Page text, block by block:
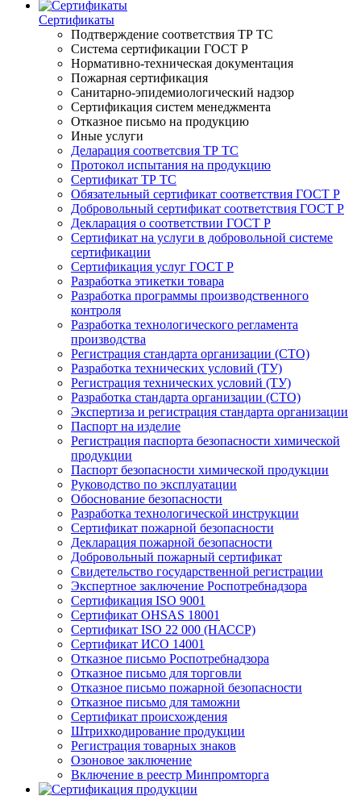
Сертификаты
Подтверждение соответствия ТР ТС
Система сертификации ГОСТ Р
Нормативно-техническая документация
Пожарная сертификация
Санитарно-эпидемиологический надзор
Сертификация систем менеджмента
Отказное письмо на продукцию
Иные услуги
Деларация соответсвия ТР ТС
Протокол испытания на продукцию
Сертификат ТР ТС
Обязательный сертификат соответствия ГОСТ Р
Добровольный сертификат соответствия ГОСТ Р
Декларация о соответствии ГОСТ Р
Сертификат на услуги в добровольной системе
сертификации
Сертификация услуг ГОСТ Р
Разработка этикетки товара
Разработка программы производственного
контроля
Разработка технологического регламента
производства
Регистрация стандарта организации (СТО)
Разработка технических условий (ТУ)
Регистрация технических условий (ТУ)
Разработка стандарта организации (СТО)
Экспертиза и регистрация стандарта организации
Паспорт на изделие
Регистрация паспорта безопасности химической
продукции
Паспорт безопасности химической продукции
Руководство по эксплуатации
Обоснование безопасности
Разработка технологической инструкции
Сертификат пожарной безопасности
Декларация пожарной безопасности
Добровольный пожарный сертификат
Свидетельство государственной регистрации
Экспертное заключение Роспотребнадзора
Сертификация ISO 9001
Сертификат OHSAS 18001
Сертификат ISO 22 000 (НАССР)
Сертификат ИСО 14001
Отказное письмо Роспотребнадзора
Отказное письмо для торговли
Отказное письмо пожарной безопасности
Отказное письмо для таможни
Сертификат происхождения
Штрихкодирование продукции
Регистрация товарных знаков
Озоновое заключение
Включение в реестр Минпромторга